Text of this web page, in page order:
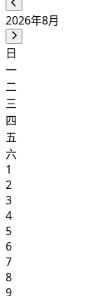
2026年8月
日
一
二
三
四
五
六
1
2
3
4
5
6
7
8
9